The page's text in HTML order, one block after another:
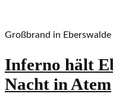
Großbrand in Eberswalde
Inferno hält
Nacht in Atem